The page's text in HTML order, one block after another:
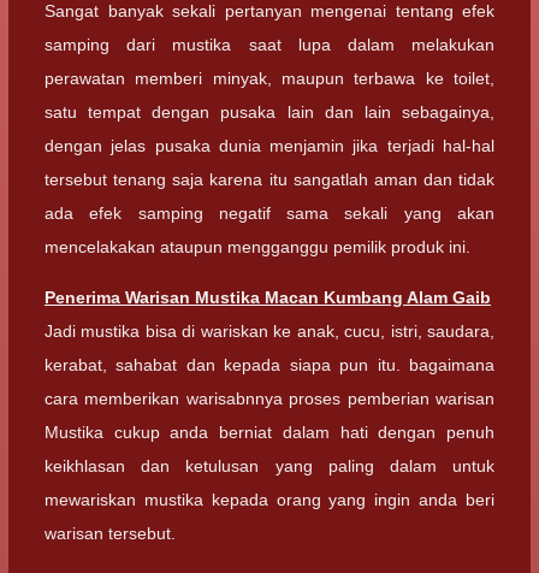
Sangat banyak sekali pertanyan mengenai tentang efek
samping dari mustika saat lupa dalam melakukan
perawatan memberi minyak, maupun terbawa ke toilet,
satu tempat dengan pusaka lain dan lain sebagainya,
dengan jelas pusaka dunia menjamin jika terjadi hal-hal
tersebut tenang saja karena itu sangatlah aman dan tidak
ada efek samping negatif sama sekali yang akan
mencelakakan ataupun mengganggu pemilik produk ini.
Penerima Warisan Mustika Macan Kumbang Alam Gaib
Jadi mustika bisa di wariskan ke anak, cucu, istri, saudara,
kerabat, sahabat dan kepada siapa pun itu. bagaimana
cara memberikan warisabnnya proses pemberian warisan
Mustika cukup anda berniat dalam hati dengan penuh
keikhlasan dan ketulusan yang paling dalam untuk
mewariskan mustika kepada orang yang ingin anda beri
warisan tersebut.